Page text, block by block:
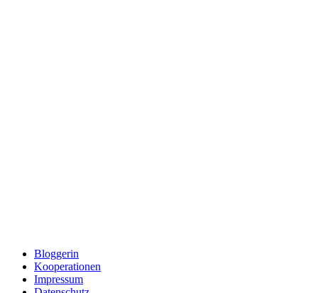
Bloggerin
Kooperationen
Impressum